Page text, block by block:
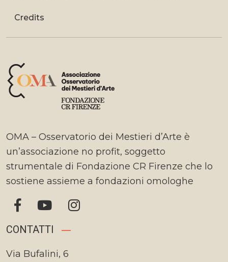
Credits
OMA – Osservatorio dei Mestieri d’Arte è
un’associazione no profit, soggetto
strumentale di Fondazione CR Firenze che lo
sostiene assieme a fondazioni omologhe
CONTATTI
Via Bufalini, 6